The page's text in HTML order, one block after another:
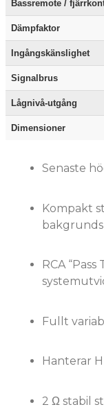
Bassremote /
Dämpfaktor
Ingångskänslighet
Signalbrus
Lågnivå-utgång
Dimensioner
Senaste
Kompakt
RCA
Fullt
Hanterar
2 Ω stabil